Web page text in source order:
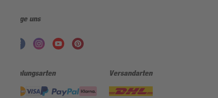
Folge uns
Zahlungsarten Versandarten